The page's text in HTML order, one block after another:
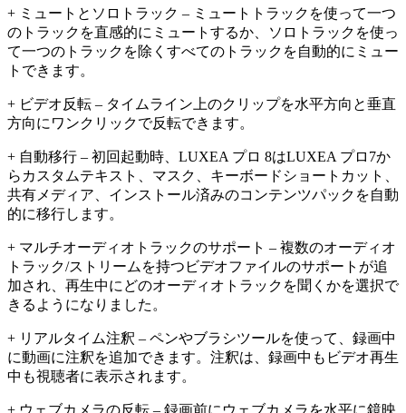
+ ミュートとソロトラック – ミュートトラックを使って一つ
のトラックを直感的にミュートするか、ソロトラックを使っ
て一つのトラックを除くすべてのトラックを自動的にミュー
トできます。
+ ビデオ反転 – タイムライン上のクリップを水平方向と垂直
方向にワンクリックで反転できます。
+ 自動移行 – 初回起動時、LUXEA プロ 8はLUXEA プロ7か
らカスタムテキスト、マスク、キーボードショートカット、
共有メディア、インストール済みのコンテンツパックを自動
的に移行します。
+ マルチオーディオトラックのサポート – 複数のオーディオ
トラック/ストリームを持つビデオファイルのサポートが追
加され、再生中にどのオーディオトラックを聞くかを選択で
きるようになりました。
+ リアルタイム注釈 – ペンやブラシツールを使って、録画中
に動画に注釈を追加できます。注釈は、録画中もビデオ再生
中も視聴者に表示されます。
+ ウェブカメラの反転 – 録画前にウェブカメラを水平に鏡映